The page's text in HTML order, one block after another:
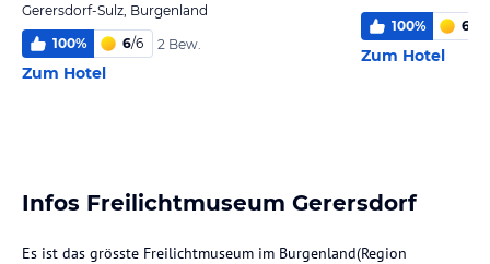
Gerersdorf-Sulz, Burgenland
100% 6/6 2 Bew.
Zum Hotel
100% 6
Zum Hotel
Infos Freilichtmuseum Gerersdorf
Es ist das grösste Freilichtmuseum im Burgenland(Region